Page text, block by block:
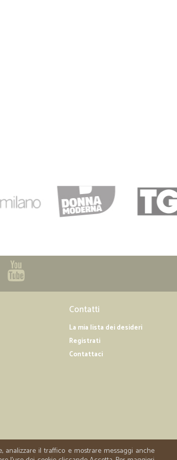
L'ULTIMA SPEDIZIONE…
SPEDIZIONE E' STATA VELOCE E PRECISA. OK
Contatti
La mia lista dei desideri
Registrati
Contattaci
analizzare il traffico e mostrare messaggi anche